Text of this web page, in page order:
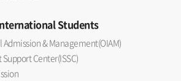
Students
& Management(OIAM)
Center(ISSC)